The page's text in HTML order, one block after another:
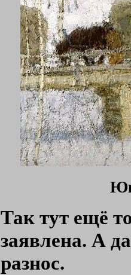
Так тут ещё
заявлена. А
разнос.